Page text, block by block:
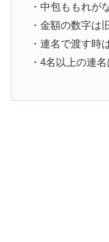
・中包ももれが
・金額の数字は
・連名で渡す時
・4名以上の連